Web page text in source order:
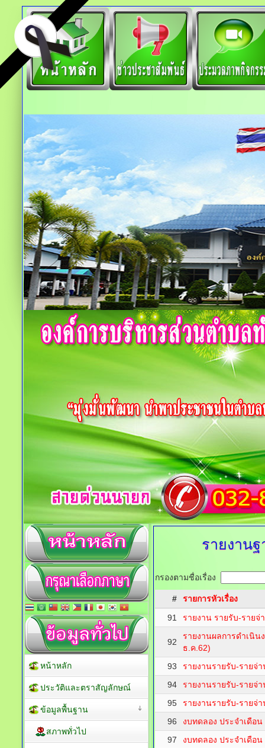
รายงานฐ
กรองตามชื่อเรื่อง
#
รายการหัวเรื่อง
91
รายงาน รายรับ-รายจ่
92
รายงานผลการดำเนิน
ธ.ค.62)
93
รายงานรายรับ-รายจ่
94
รายงานรายรับ-รายจ่
95
รายงานรายรับ-รายจ่
96
งบทดลอง ประจำเดือ
97
งบทดลอง ประจำเดือน
หน้าหลัก
ประวัติและตราสัญลักษณ์
ข้อมูลพื้นฐาน
สภาพทั่วไป